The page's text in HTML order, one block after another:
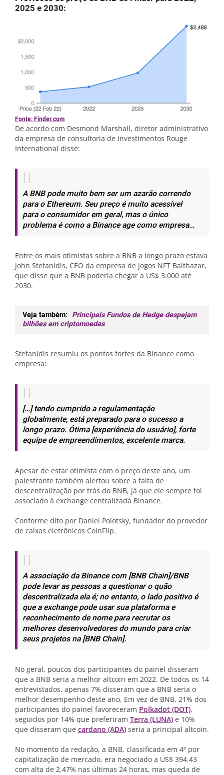
2025 e 2030:
Fonte: Finder.com
De acordo com Desmond Marshall, diretor administrativo
da empresa de consultoria de investimentos Rouge
International disse:
A BNB pode muito bem ser um azarão correndo
para o Ethereum. Seu preço é muito acessível
para o consumidor em geral, mas o único
problema é como a Binance age como empresa…
Entre os mais otimistas sobre a BNB a longo prazo estava
John Stefanidis, CEO da empresa de jogos NFT Balthazar,
que disse que a BNB poderia chegar a US$ 3.000 até
2030.
Veja também: Principais Fundos de Hedge despejam
bilhões em criptomoedas
Stefanidis resumiu os pontos fortes da Binance como
empresa:
[…] tendo cumprido a regulamentação
globalmente, está preparado para o sucesso a
longo prazo. Ótima [experiência do usuário], forte
equipe de empreendimentos, excelente marca.
Apesar de estar otimista com o preço deste ano, um
palestrante também alertou sobre a falta de
descentralização por trás do BNB, já que ele sempre foi
associado à exchange centralizada Binance.
Conforme dito por Daniel Polotsky, fundador do provedor
de caixas eletrônicos CoinFlip.
A associação da Binance com [BNB Chain]/BNB
pode levar as pessoas a questionar o quão
descentralizada ela é; no entanto, o lado positivo é
que a exchange pode usar sua plataforma e
reconhecimento de nome para recrutar os
melhores desenvolvedores do mundo para criar
seus projetos na [BNB Chain].
No geral, poucos dos participantes do painel disseram
que a BNB seria a melhor altcoin em 2022. De todos os 14
entrevistados, apenas 7% disseram que a BNB seria o
melhor desempenho deste ano. Em vez de BNB, 21% dos
participantes do painel favoreceram Polkadot (DOT),
seguidos por 14% que preferiram Terra (LUNA) e 10%
que disseram que cardano (ADA) seria a principal altcoin.
No momento da redação, a BNB, classificada em 4º por
capitalização de mercado, era negociado a US$ 394,43
com alta de 2,47% nas últimas 24 horas, mas queda de